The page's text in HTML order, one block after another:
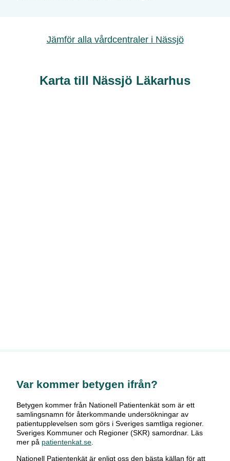
Jämför alla vårdcentraler i Nässjö
Karta till Nässjö Läkarhus
Var kommer betygen ifrån?
Betygen kommer från Nationell Patientenkät som är ett
samlingsnamn för återkommande undersökningar av
patientupplevelsen som görs i Sveriges samtliga regioner.
Sveriges Kommuner och Regioner (SKR) samordnar. Läs
mer på patientenkat.se.
Nationell Patientenkät är enligt oss den bästa källan för att